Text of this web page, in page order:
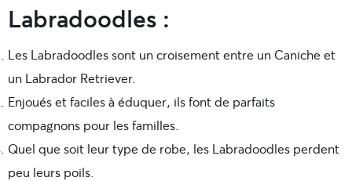
Labradoodles :
Les Labradoodles sont un croisement entre un Caniche et
un Labrador Retriever.
Enjoués et faciles à éduquer, ils font de parfaits
compagnons pour les familles.
Quel que soit leur type de robe, les Labradoodles perdent
peu leurs poils.